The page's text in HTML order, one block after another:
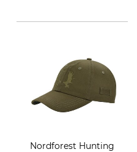
Nordforest Hunting